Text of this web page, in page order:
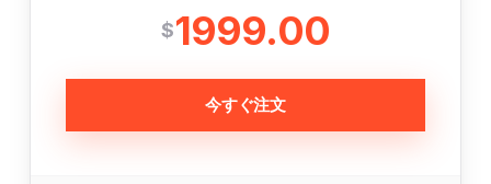
$1999.00
今すぐ注文